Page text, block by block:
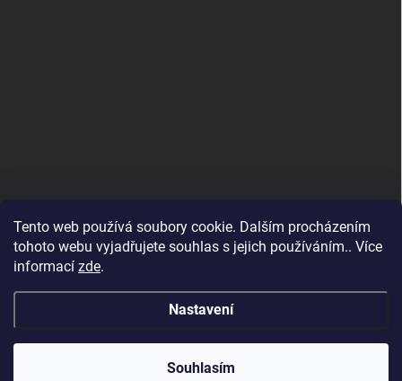
Tento web používá soubory cookie. Dalším procházením
tohoto webu vyjadřujete souhlas s jejich používáním.. Více
informací zde.
Nastavení
Souhlasím
SvětSvářeček.cz . Všechna práva vyhrazena.